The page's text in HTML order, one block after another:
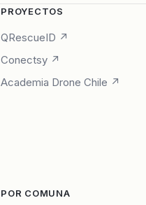
PROYECTOS
QRescueID ↗
Conectsy ↗
Academia Drone Chile ↗
POR COMUNA